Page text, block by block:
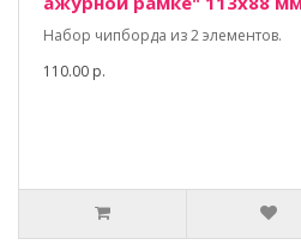
Набор чипборда из 2 элементов.
110.00 р.